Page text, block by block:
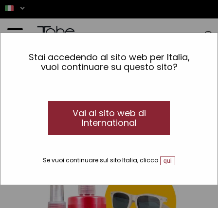
Stai accedendo al sito web per Italia,
vuoi continuare su questo sito?
Vai al sito web di
International
Se vuoi continuare sul sito Italia, clicca qui
Balsami senza risciacquo
Questo prodotto non
è disponibile